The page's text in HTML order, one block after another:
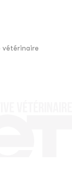
vétérinaire